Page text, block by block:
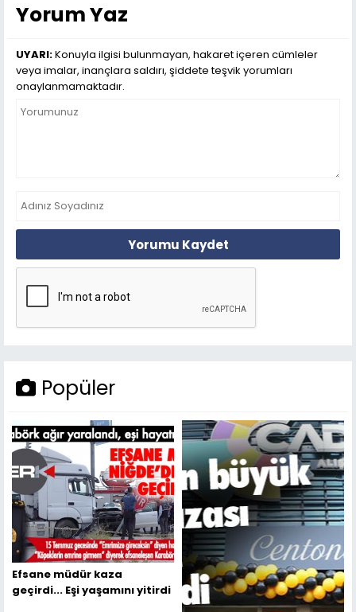
Yorum Yaz
UYARI:Konuyla ilgisi bulunmayan, hakaret içeren cümleler
veya imalar, inançlara saldırı, şiddete teşvik yorumları
onaylanmamaktadır.
Yorumu Kaydet
Popüler
Efsane müdür kaza
geçirdi... Eşi yaşamını yitirdi